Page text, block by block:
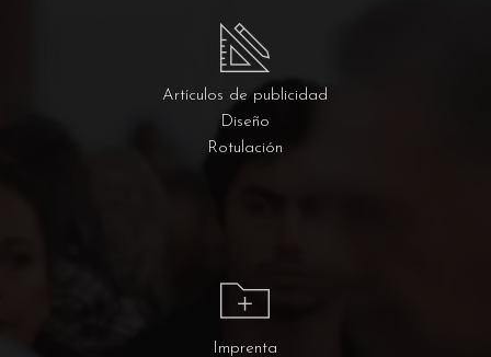
Artículos de publicidad
Diseño
Rotulación
Imprenta